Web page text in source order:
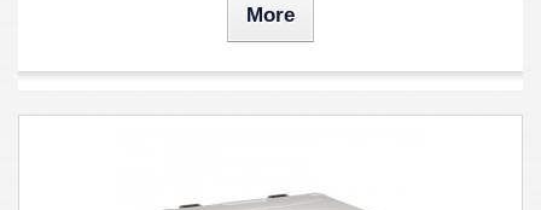
More